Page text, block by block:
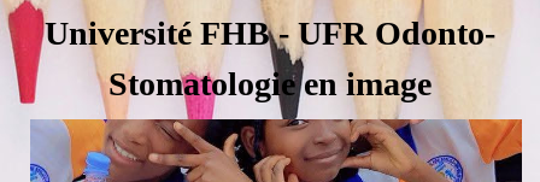
Université FHB - UFR Odonto-
Stomatologie en image